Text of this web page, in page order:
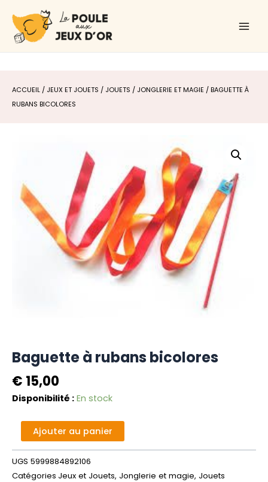
contenu
ACCUEIL / JEUX ET JOUETS / JOUETS / JONGLERIE ET MAGIE / BAGUETTE À
RUBANS BICOLORES
Baguette à rubans bicolores
€ 15,00
Disponibilité : En stock
quantité
Baguette
bicolores
Ajouter au panier
UGS 5999884892106
Catégories Jeux et Jouets, Jonglerie et magie, Jouets